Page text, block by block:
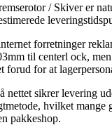
/ Skiver er
forretninger
til centerl ock,
forud for at
nettet sikrer levering
hvilket
pakkeshop.